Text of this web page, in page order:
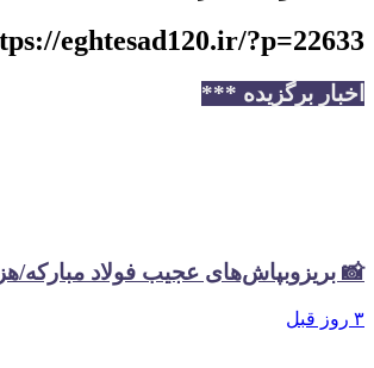
eghtesad120.ir/?p=22633
اخبار برگزیده ***
📸 بریزوبپاش‌های عجیب فولاد مبارکه/هزینه ۲/۶ همتی برای تبلیغات در
۳ روز قبل